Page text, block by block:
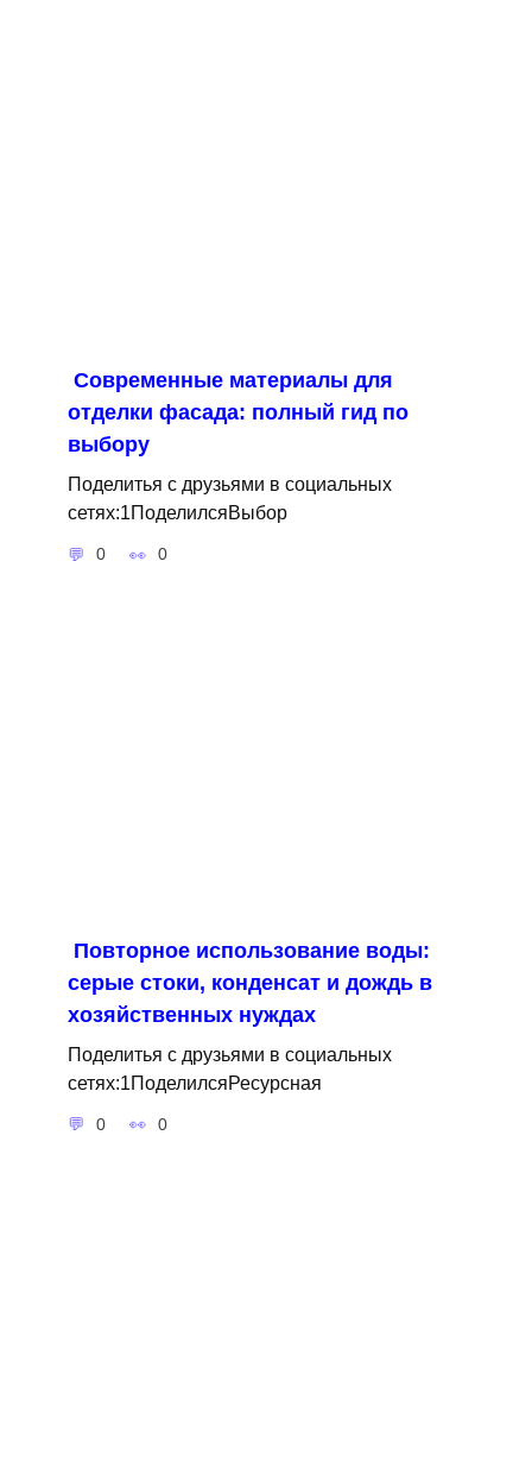
Современные материалы для
отделки фасада: полный гид по
выбору
Поделитья с друзьями в социальных
сетях:1ПоделилсяВыбор
0 0
Повторное использование воды:
серые стоки, конденсат и дождь в
хозяйственных нуждах
Поделитья с друзьями в социальных
сетях:1ПоделилсяРесурсная
0 0